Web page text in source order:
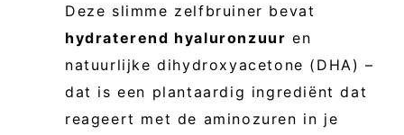
Deze slimme zelfbruiner bevat
hydraterend hyaluronzuur en
natuurlijke dihydroxyacetone (DHA) –
dat is een plantaardig ingrediënt dat
reageert met de aminozuren in je